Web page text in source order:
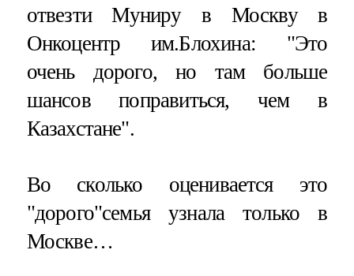
отвезти Муниру в Москву в
Онкоцентр им.Блохина: "Это
очень дорого, но там больше
шансов поправиться, чем в
Казахстане".
Во сколько оценивается это
"дорого"семья узнала только в
Москве…